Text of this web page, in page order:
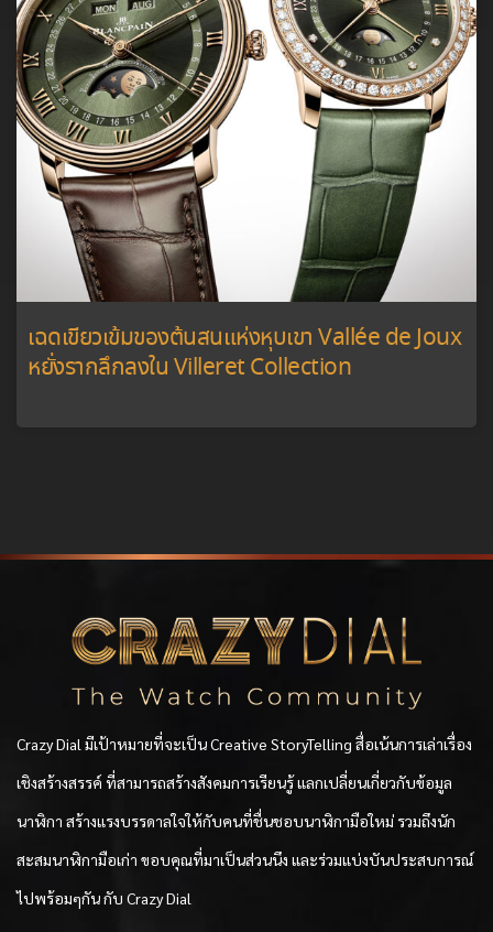
เฉดเขียวเข้มของต้นสนแห่งหุบเขา Vallée de Joux
หยั่งรากลึกลงใน Villeret Collection
Crazy Dial มีเป้าหมายที่จะเป็น Creative StoryTelling สื่อเน้นการเล่าเรื่อง
เชิงสร้างสรรค์ ที่สามารถสร้างสังคมการเรียนรู้ แลกเปลี่ยนเกี่ยวกับข้อมูล
นาฬิกา สร้างแรงบรรดาลใจให้กับคนที่ชื่นชอบนาฬิกามือใหม่ รวมถึงนัก
สะสมนาฬิกามือเก่า ขอบคุณที่มาเป็นส่วนนึง และร่วมแบ่งบันประสบการณ์
ไปพร้อมๆกัน กับ Crazy Dial